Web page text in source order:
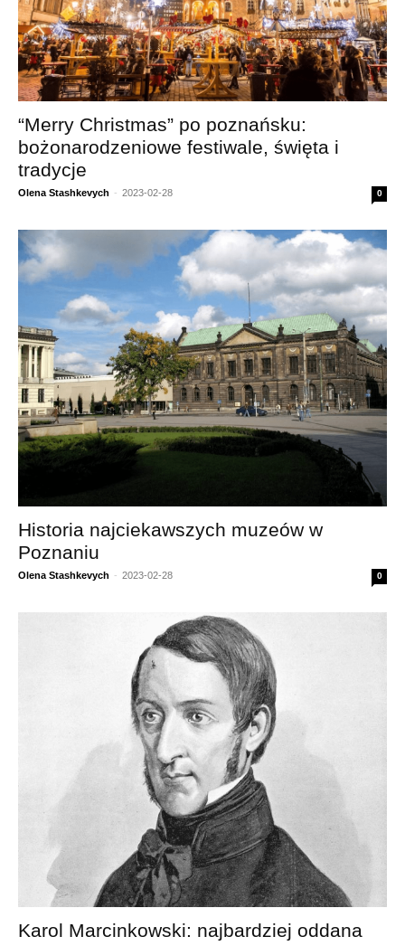
“Merry Christmas” po poznańsku:
bożonarodzeniowe festiwale, święta i
tradycje
Olena Stashkevych - 2023-02-28 0
Historia najciekawszych muzeów w
Poznaniu
Olena Stashkevych - 2023-02-28 0
Karol Marcinkowski: najbardziej oddana